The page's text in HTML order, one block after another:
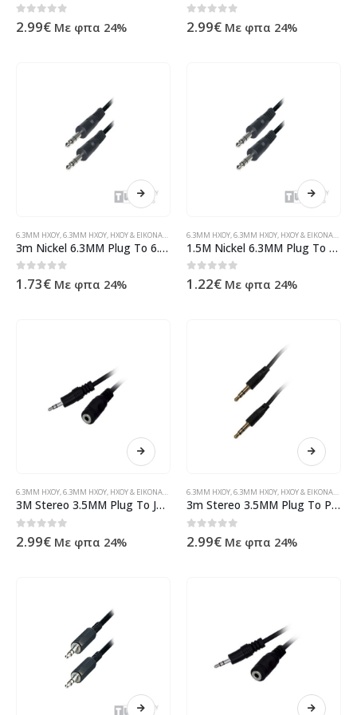
0out of 5
2.99€ Με φπα 24% 0out of 5
2.99€ Με φπα 24%
6.3MM ΗΧΟΥ 6.3MM ΗΧΟΥ ΉΧΟΥ & ΕΙΚΌΝΑΣ ΠΡΟΪΌΝΤΑ>ΚΑΛΏΔΙΑ>ΉΧΟΥ & ΕΙΚΌΝΑΣ>JACK 3.5MM
3m Nickel 6.3MM Plug To 6.3MM Plug Mono
0 out of 5
1.73€ Με φπα 24%
6.3MM ΗΧΟΥ 6.3MM ΗΧΟΥ ΉΧΟΥ & ΕΙΚΌΝΑΣ
1.5M Nickel 6.3MM Plug To 6.3MM Plug Mono
0 out of 5
1.22€ Με φπα 24%
6.3MM ΗΧΟΥ,6.3MM ΗΧΟΥ, ΉΧΟΥ & ΕΙΚΌΝΑΣ , ΠΡΟΪΌΝΤΑ>ΚΑΛΏΔΙΑ>ΉΧΟΥ & ΕΙΚΌΝΑΣ>JACK 3.5MM
3M Stereo 3.5MM Plug To Jack Mf Nickle ( 11832 )
0out of 5
2.99€ Με φπα 24%
6.3MM ΗΧΟΥ,6.3MM ΗΧΟΥ, ΉΧΟΥ & ΕΙΚΌΝΑΣ ,
3m Stereo 3.5MM Plug To Plug Mm Nickel
0out of 5
2.99€ Με φπα 24%